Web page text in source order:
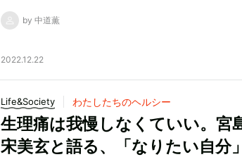
by 中道薫
2022.12.22
Life&Society わたしたちのヘルシー
生理痛は我慢しなくていい。宮
宋美玄と語る、「なりたい自分